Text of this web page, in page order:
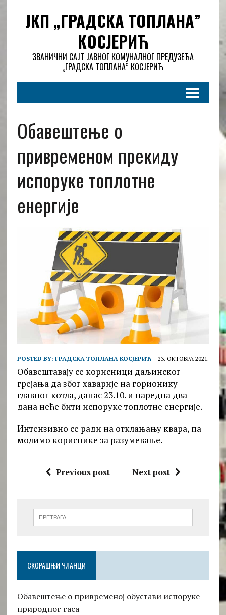
ЈКП „ГРАДСКА ТОПЛАНА”
КОСЈЕРИЋ
ЗВАНИЧНИ САЈТ ЈАВНОГ КОМУНАЛНОГ ПРЕДУЗЕЋА
„ГРАДСКА ТОПЛАНА” КОСЈЕРИЋ
Обавештење о
привременом прекиду
испоруке топлотне
енергије
POSTED BY: ГРАДСКА ТОПЛАНА КОСЈЕРИЋ 23. ОКТОБРА 2021.
Обавештавају се корисници даљинског
грејања да због хаварије на горионику
главног котла, данас 23.10. и наредна два
дана неће бити испоруке топлотне енергије.
Интензивно се ради на отклањању квара, па
молимо кориснике за разумевање.
Previous post Next post
СКОРАШЊИ ЧЛАНЦИ
Обавештење о привременој обустави испоруке
природног гаса